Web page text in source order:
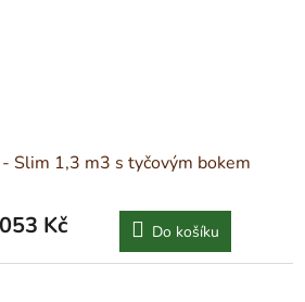
Slim 1,3 m3 s tyčovým bokem
Kč Do košíku